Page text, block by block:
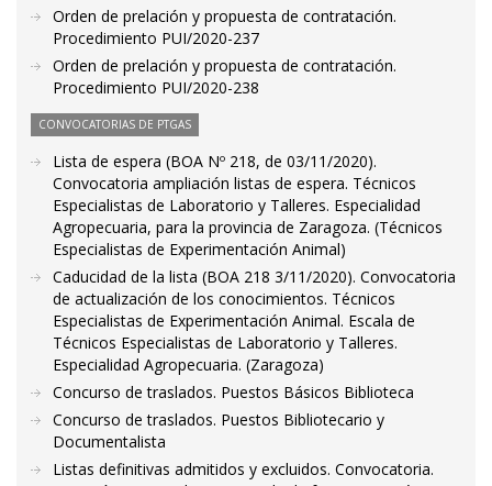
Orden de prelación y propuesta de contratación.
Procedimiento PUI/2020-237
Orden de prelación y propuesta de contratación.
Procedimiento PUI/2020-238
CONVOCATORIAS DE PTGAS
Lista de espera (BOA Nº 218, de 03/11/2020).
Convocatoria ampliación listas de espera. Técnicos
Especialistas de Laboratorio y Talleres. Especialidad
Agropecuaria, para la provincia de Zaragoza. (Técnicos
Especialistas de Experimentación Animal)
Caducidad de la lista (BOA 218 3/11/2020). Convocatoria
de actualización de los conocimientos. Técnicos
Especialistas de Experimentación Animal. Escala de
Técnicos Especialistas de Laboratorio y Talleres.
Especialidad Agropecuaria. (Zaragoza)
Concurso de traslados. Puestos Básicos Biblioteca
Concurso de traslados. Puestos Bibliotecario y
Documentalista
Listas definitivas admitidos y excluidos. Convocatoria.